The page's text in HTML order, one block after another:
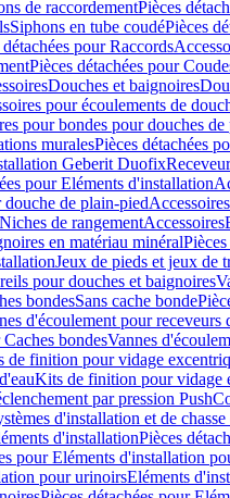
de raccordementPièces
Siphons en tube coudéPièces
détachées pour Raccords
Pièces détachées pour
Douches et baignoires
pour écoulements de
pour bondes pour douches
muralesPièces détachées
Geberit Duofix
pour Eléments d'installation
douche de plain-piedAccessoires
de rangementAccessoires
en matériau minéral
Jeux de pieds et jeux de
pour douches et baignoires
bondesSans cache bonde
d'écoulement pour receveurs
bondesVannes
de finition pour vidage
Kits de finition pour vidage
par pression
d'installation et de chasse
d'installationPièces
pour Eléments d'installation
pour urinoirsEléments